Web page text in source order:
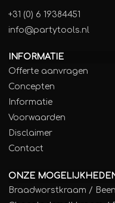
+31 (0) 6 19384451
info@partytools.nl
INFORMATIE
Offerte aanvragen
Concepten
Informatie
Voorwaarden
Disclaimer
Contact
ONZE
Braadworstkraam /